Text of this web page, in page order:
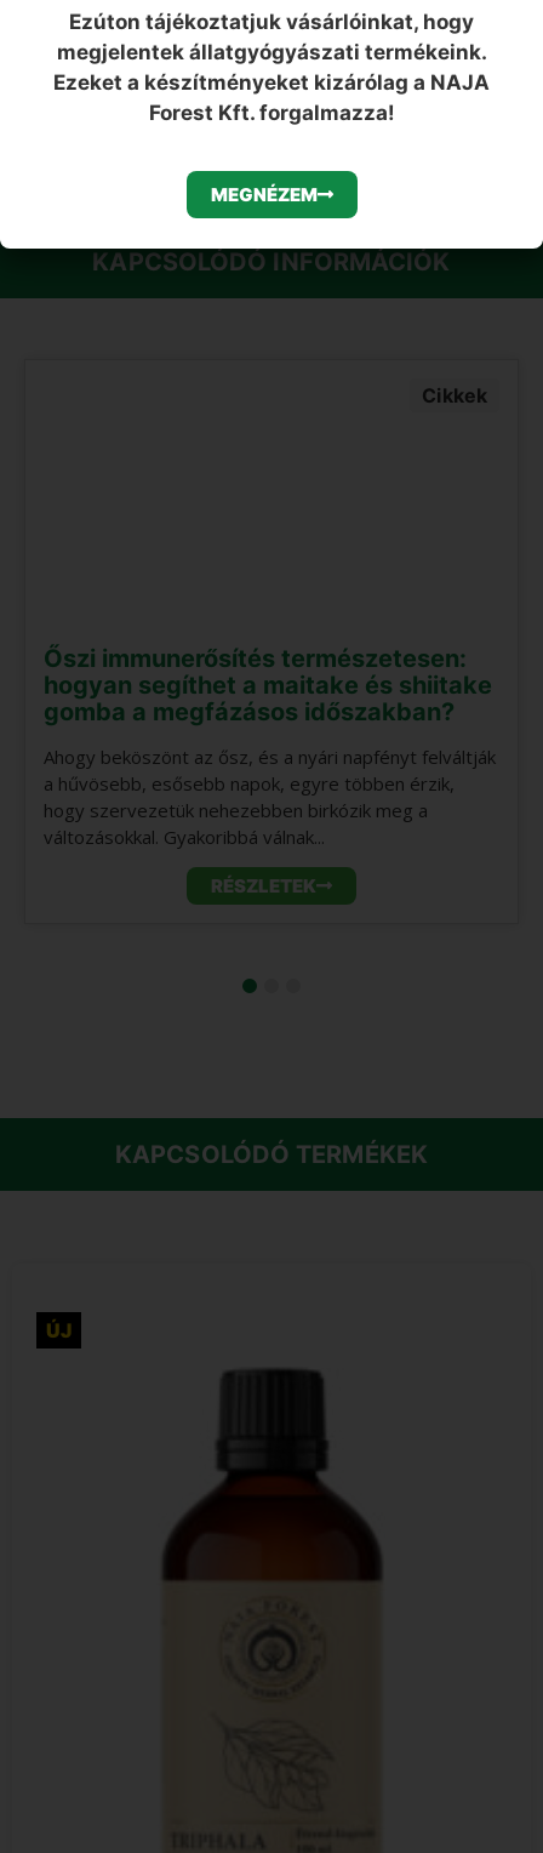
azt is vegye figyelembe, hogy az étrend kiegészítő
élelmiszerek nem helyettesítik a vegyes táplálkozást és
az egészséges életmódot!
KAPCSOLÓDÓ INFORMÁCIÓK
Cikkek
Őszi immunerősítés természetesen:
hogyan segíthet a maitake és shiitake
gomba a megfázásos időszakban?
Ahogy beköszönt az ősz, és a nyári napfényt felváltják
a hűvösebb, esősebb napok, egyre többen érzik,
hogy szervezetük nehezebben birkózik meg a
változásokkal. Gyakoribbá válnak...
RÉSZLETEK
KAPCSOLÓDÓ TERMÉKEK
ÚJ
Ezúton tájékoztatjuk vásárlóinkat, hogy
megjelentek állatgyógyászati termékeink.
Ezeket a készítményeket kizárólag a NAJA
Forest Kft. forgalmazza!
MEGNÉZEM